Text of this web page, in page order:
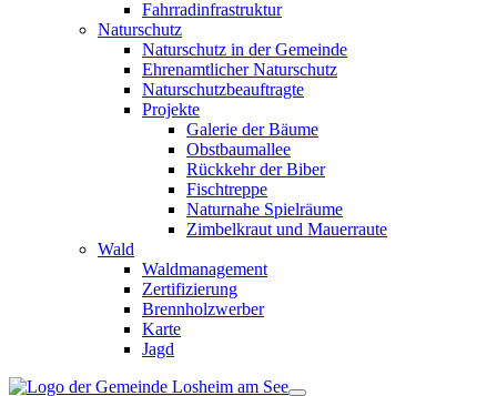
Fahrradinfrastruktur
Naturschutz
Naturschutz in der Gemeinde
Ehrenamtlicher Naturschutz
Naturschutzbeauftragte
Projekte
Galerie der Bäume
Obstbaumallee
Rückkehr der Biber
Fischtreppe
Naturnahe Spielräume
Zimbelkraut und Mauerraute
Wald
Waldmanagement
Zertifizierung
Brennholzwerber
Karte
Jagd